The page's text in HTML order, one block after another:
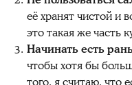
её хранят чистой и
это такая же часть
Начинать есть
чтобы хотя бы